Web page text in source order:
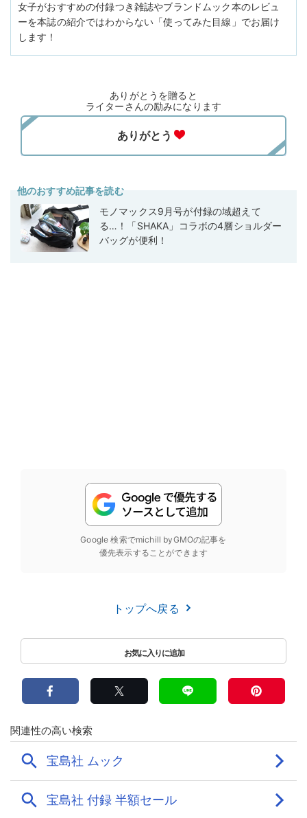
女子がおすすめの付録つき雑誌やブランドムック本のレビュ
ーを本誌の紹介ではわからない「使ってみた目線」でお届け
します！
ありがとうを贈ると
ライターさんの励みになります
他のおすすめ記事を読む
モノマックス9月号が付録の域超えて
る…！「SHAKA」コラボの4層ショルダー
バッグが便利！
Google 検索でmichill byGMOの記事を
優先表示することができます
トップへ戻る